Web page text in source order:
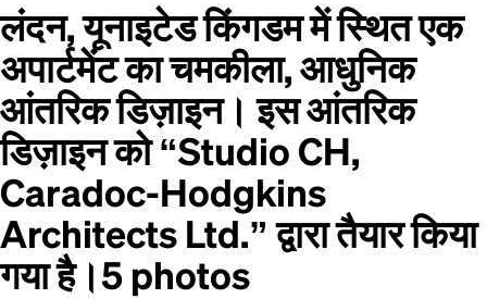
लंदन, यूनाइटेड किंगडम में स्थित एक
अपार्टमेंट का चमकीला, आधुनिक
आंतरिक डिज़ाइन। इस आंतरिक
डिज़ाइन को “Studio CH,
Caradoc-Hodgkins
Architects Ltd.” द्वारा तैयार किया
गया है।5 photos